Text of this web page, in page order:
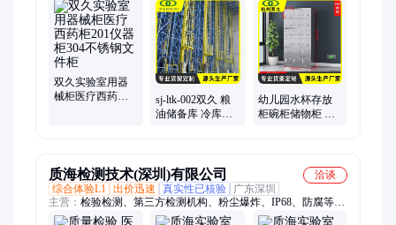
柜、药品柜、整理柜、通风柜、洁净桌、模具架、隔离板、隔离
网、组合床、密集架
双久实验室用器
械柜医疗西药柜
sj-ltk-002双久 粮
油储备库 冷库重
幼儿园水杯存放
柜碗柜储物柜 双
质海检测技术(深圳)有限公司
洽谈
综合体验L1
出价迅速 真实性已核验
广东深圳
主营： 检验检测、第三方检测机构、粉尘爆炸、IP68、防腐等
级、WF2防腐、粉尘涉爆筛选、成分分析、纸箱检测、建筑材料